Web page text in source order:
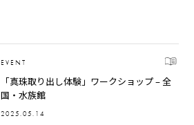
EVENT
「真珠取り出し体験」ワークショップ – 全
国・水族館
2025.05.14